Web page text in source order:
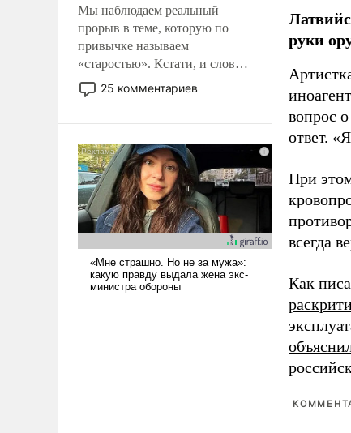
с Ираном.
Мы наблюдаем реальный
прорыв в теме, которую по
привычке называем
«старостью». Кстати, и слово-
то это уже стараются не
использовать – так же, как
что оно уже несет негативные
коннотации.
25 комментариев
руки
вопрос
ответ.
При
всегда
Как